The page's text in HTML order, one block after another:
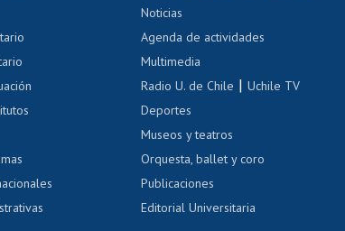
docente
académica
al AUCAI
Certificado de renta
Certificado de renta
Gestión de correo uchile
Acoso laboral, sexual y violencia
Noticias
Agenda de actividades
Multimedia
Radio U. de Chile |Uchile TV
Deportes
Museos y teatros
Orquesta, ballet y coro
Publicaciones
Editorial Universitaria